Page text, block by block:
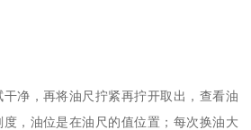
净，再将油尺拧紧再拧开取出，查看油
，油位是在油尺的值位置；每次换油大